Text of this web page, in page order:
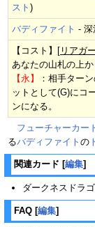
スト )
バディファイト - 深
【コスト】[ リアガ
あなたの山札の上
【永】
：相手ター
ットとして(G)にコ
ンになる。
フューチャーカー
るバディファイト の
関連カード [編集]
ダークネスドラ
FAQ [編集]